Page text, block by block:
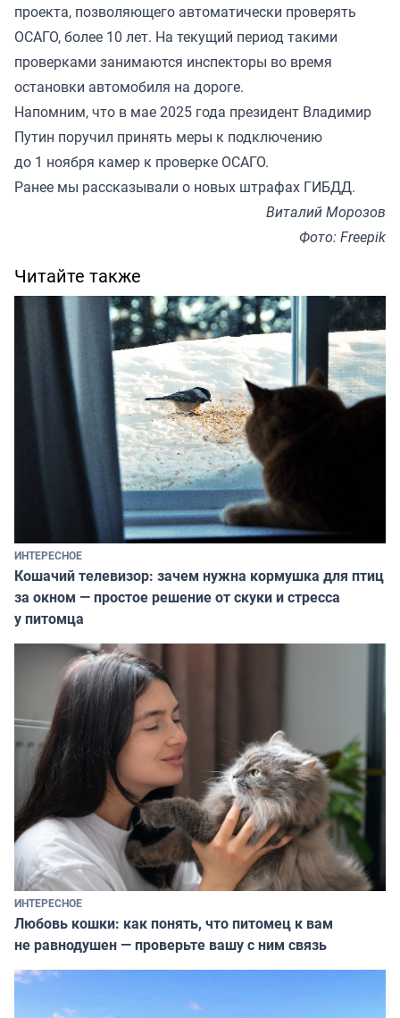
проекта, позволяющего автоматически проверять
ОСАГО, более 10 лет. На текущий период такими
проверками занимаются инспекторы во время
остановки автомобиля на дороге.
Напомним, что в мае 2025 года президент Владимир
Путин поручил принять меры к подключению
до 1 ноября камер к проверке ОСАГО.
Ранее мы рассказывали о новых штрафах ГИБДД.
Виталий Морозов
Фото: Freepik
Читайте также
ИНТЕРЕСНОЕ
Кошачий телевизор: зачем нужна кормушка для птиц
за окном — простое решение от скуки и стресса
у питомца
ИНТЕРЕСНОЕ
Любовь кошки: как понять, что питомец к вам
не равнодушен — проверьте вашу с ним связь